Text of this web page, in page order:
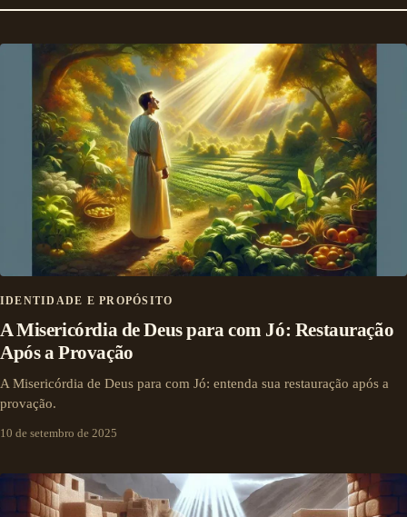
IDENTIDADE E PROPÓSITO
A Misericórdia de Deus para com Jó: Restauração
Após a Provação
A Misericórdia de Deus para com Jó: entenda sua restauração após a
provação.
10 de setembro de 2025